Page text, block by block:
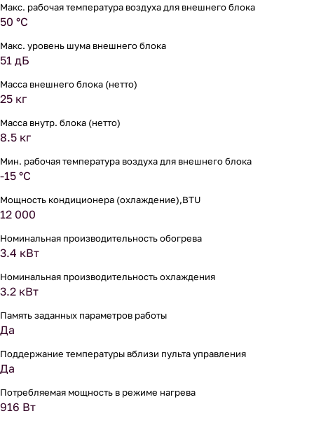
Макс. рабочая температура воздуха для внешнего блока
50 °С
Макс. уровень шума внешнего блока
51 дБ
Масса внешнего блока (нетто)
25 кг
Масса внутр. блока (нетто)
8.5 кг
Мин. рабочая температура воздуха для внешнего блока
-15 °С
Мощность кондиционера (охлаждение),BTU
12 000
Номинальная производительность обогрева
3.4 кВт
Номинальная производительность охлаждения
3.2 кВт
Память заданных параметров работы
Да
Поддержание температуры вблизи пульта управления
Да
Потребляемая мощность в режиме нагрева
916 Вт